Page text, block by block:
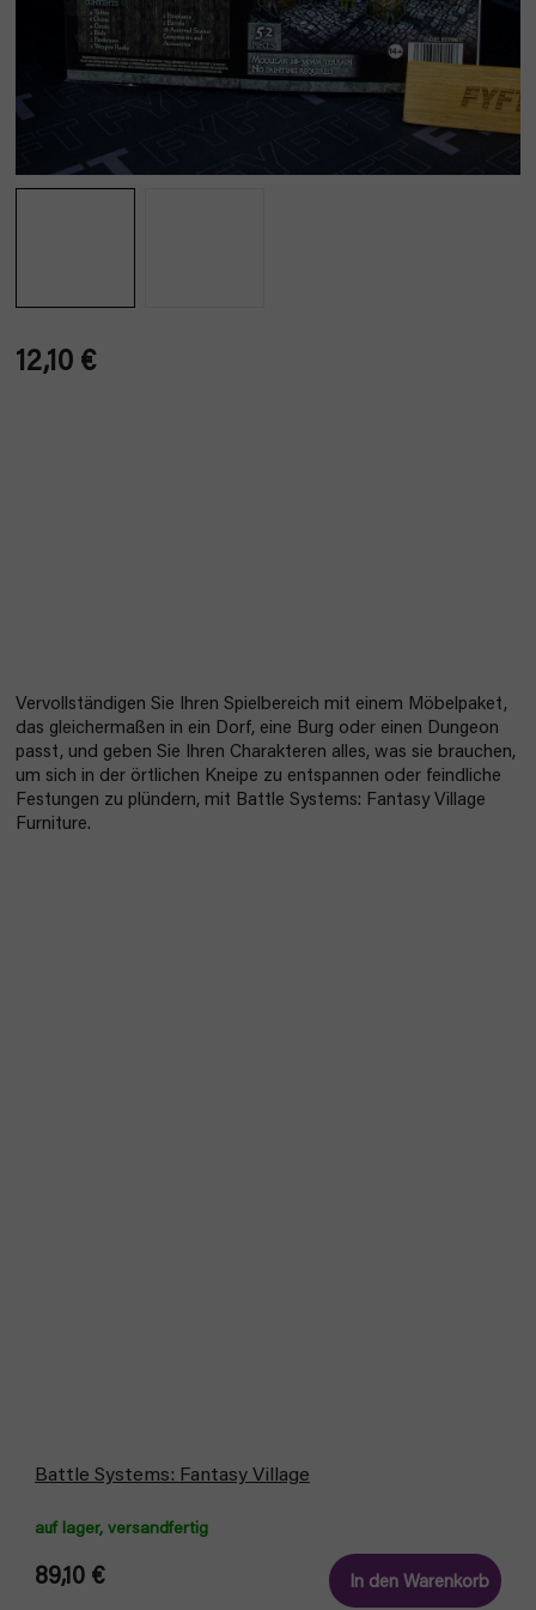
12,10 €
Vervollständigen Sie Ihren Spielbereich mit einem Möbelpaket,
das gleichermaßen in ein Dorf, eine Burg oder einen Dungeon
passt, und geben Sie Ihren Charakteren alles, was sie brauchen,
um sich in der örtlichen Kneipe zu entspannen oder feindliche
Festungen zu plündern, mit Battle Systems: Fantasy Village
Furniture.
Battle Systems: Fantasy Village
auf lager, versandfertig
89,10 € In den Warenkorb